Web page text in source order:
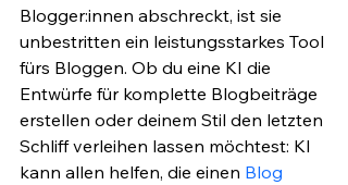
Blogger:innen abschreckt, ist sie
unbestritten ein leistungsstarkes Tool
fürs Bloggen. Ob du eine KI die
Entwürfe für komplette Blogbeiträge
erstellen oder deinem Stil den letzten
Schliff verleihen lassen möchtest: KI
kann allen helfen, die einen Blog